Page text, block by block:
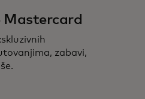
Mastercard
zabavi,